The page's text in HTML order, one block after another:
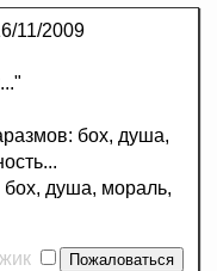
11/2009
бох, душа,
душа, мораль,